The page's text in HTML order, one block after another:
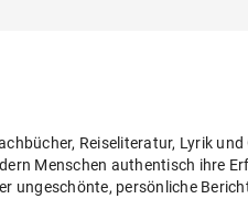
Reiseliteratur, Lyrik und
Menschen authentisch ihre
persönliche